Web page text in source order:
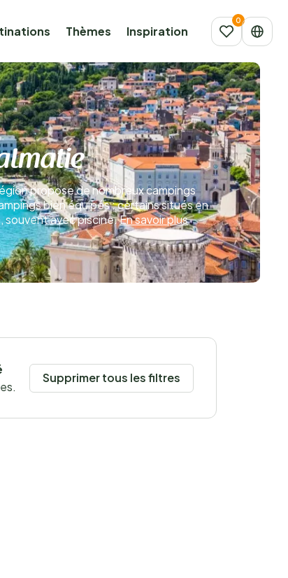
Thèmes Inspiration
propose de nombreux campings
bien équipés : certains situés en
souvent avec piscine.En savoir plus
Supprimer tous les filtres